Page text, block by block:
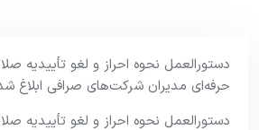
دستورالعمل نحوه احراز و لغو تأییدیه
حرفه‌ای مدیران شرکت‌های صرافی ابلاغ
دستورالعمل نحوه احراز و لغو تأییدیه